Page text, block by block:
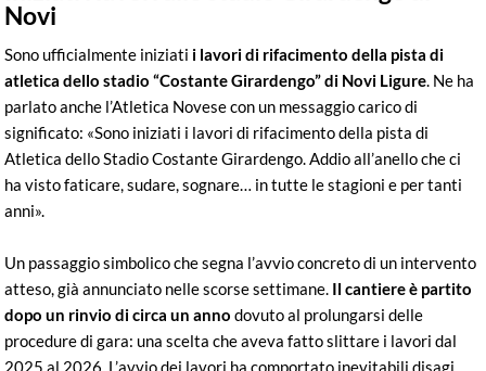
Novi
Sono ufficialmente iniziati i lavori di rifacimento della pista di
atletica dello stadio “Costante Girardengo” di Novi Ligure . Ne ha
parlato anche l’Atletica Novese con un messaggio carico di
significato: «Sono iniziati i lavori di rifacimento della pista di
Atletica dello Stadio Costante Girardengo. Addio all’anello che ci
ha visto faticare, sudare, sognare… in tutte le stagioni e per tanti
anni».
Un passaggio simbolico che segna l’avvio concreto di un intervento
atteso, già annunciato nelle scorse settimane. Il cantiere è partito
dopo un rinvio di circa un anno dovuto al prolungarsi delle
procedure di gara: una scelta che aveva fatto slittare i lavori dal
2025 al 2026. L’avvio dei lavori ha comportato inevitabili disagi